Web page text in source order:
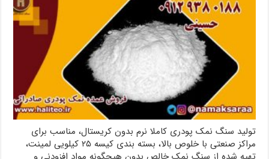
تولید سنگ نمک پودری کاملا نرم بدون کریستال، مناسب برای
مراکز صنعتی با خلوص بالا، بسته بندی کیسه ۲۵ کیلویی لمینت،